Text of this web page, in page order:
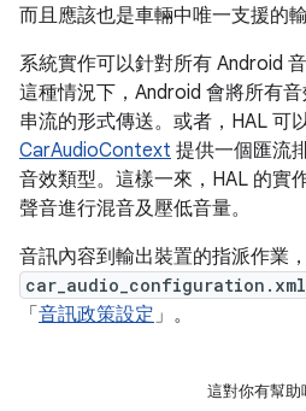
而且應該也是車輛中唯一支援的
系統實作可以針對所有 Android
這種情況下，Android 會將所有
串流的形式傳送。或者，HAL 可
CarAudioContext 提供一個匯流
音效類型。這樣一來，HAL 的實
聲音進行混音及壓低音量。
音訊內容到輸出裝置的指派作業
car_audio_configuration.xml
「音訊政策設定 」。
這對你有幫助